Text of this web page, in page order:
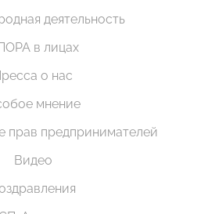
деятельность
в лицах
о нас
мнение
прав предпринимателей
Видео